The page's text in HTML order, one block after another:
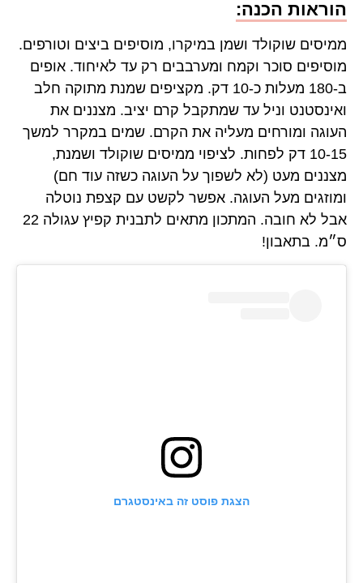
הוראות הכנה:
ממיסים שוקולד ושמן במיקרו, מוסיפים ביצים וטורפים.
מוסיפים סוכר וקמח ומערבבים רק עד לאיחוד. אופים
ב-180 מעלות כ-10 דק. מקציפים שמנת מתוקה חלב
ואינסטנט וניל עד שמתקבל קרם יציב. מצננים את
העוגה ומורחים מעליה את הקרם. שמים במקרר למשך
10-15 דק לפחות. לציפוי ממיסים שוקולד ושמנת,
מצננים מעט (לא לשפוך על העוגה כשזה עוד חם)
ומוזגים מעל העוגה. אפשר לקשט עם קצפת נוטלה
אבל לא חובה. המתכון מתאים לתבנית קפיץ עגולה 22
ס״מ. בתאבון!
הצגת פוסט זה באינסטגרם